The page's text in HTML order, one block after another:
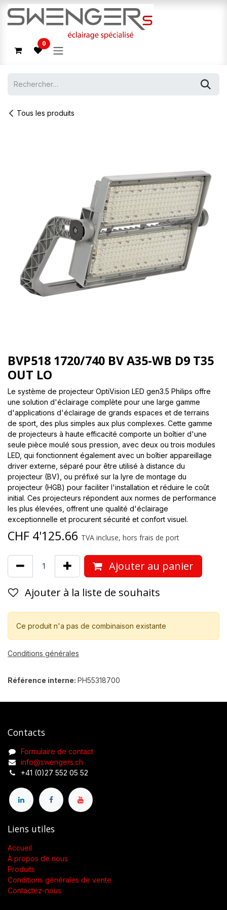
Se rendre au contenu
0
Tous les produits
BVP518 1720/740 BV A35-WB D9 T35
OUT LO
Le système de projecteur OptiVision LED gen3.5 Philips offre
une solution d'éclairage complète pour une large gamme
d'applications d'éclairage de grands espaces et de terrains
de sport, des plus simples aux plus complexes. Cette gamme
de projecteurs à haute efficacité comporte un boîtier d'une
seule pièce moulé sous pression, avec deux ou trois modules
LED, qui fonctionnent également avec un boîtier appareillage
driver externe, séparé pour être utilisé à distance du
projecteur (BV), ou préfixé sur la lyre de montage du
projecteur (HGB) pour faciliter l'installation et réduire le coût
initial. Ces projecteurs répondent aux normes de performance
les plus élevées, offrent une qualité d'éclairage
exceptionnelle et procurent sécurité et confort visuel.
CHF 4'125.66 TVA incluse, hors frais de port
Ajouter au panier
Ajouter à la liste de souhaits
Ce produit n'a pas de combinaison existante
Conditions générales
Référence interne: PH55318700
Contacts
Formulaire de contact
info@swengers.ch
+41 (0)27 552 05 52
Liens utiles
Accueil
À propos de nous
Produits
Conditions générales de vente
Contactez-nous